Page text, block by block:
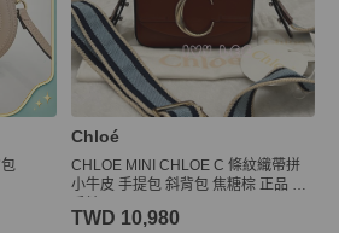
Chloé
CHLOE MINI CHLOE C 條紋織帶拼
小牛皮 手提包 斜背包 焦糖棕 正品 二
TWD 10,980